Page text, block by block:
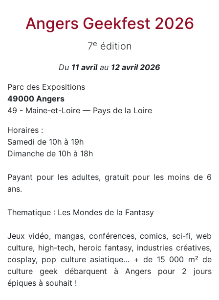
Angers Geekfest 2026
7e édition
Du 11 avrilau 12 avril 2026
Parc des Expositions
49000 Angers
49 - Maine-et-Loire — Pays de la Loire
Horaires :
Samedi de 10h à 19h
Dimanche de 10h à 18h
Payant pour les adultes, gratuit pour les moins de 6
ans.
Thematique : Les Mondes de la Fantasy
Jeux vidéo, mangas, conférences, comics, sci-fi, web
culture, high-tech, heroic fantasy, industries créatives,
cosplay, pop culture asiatique… + de 15 000 m² de
culture geek débarquent à Angers pour 2 jours
épiques à souhait !